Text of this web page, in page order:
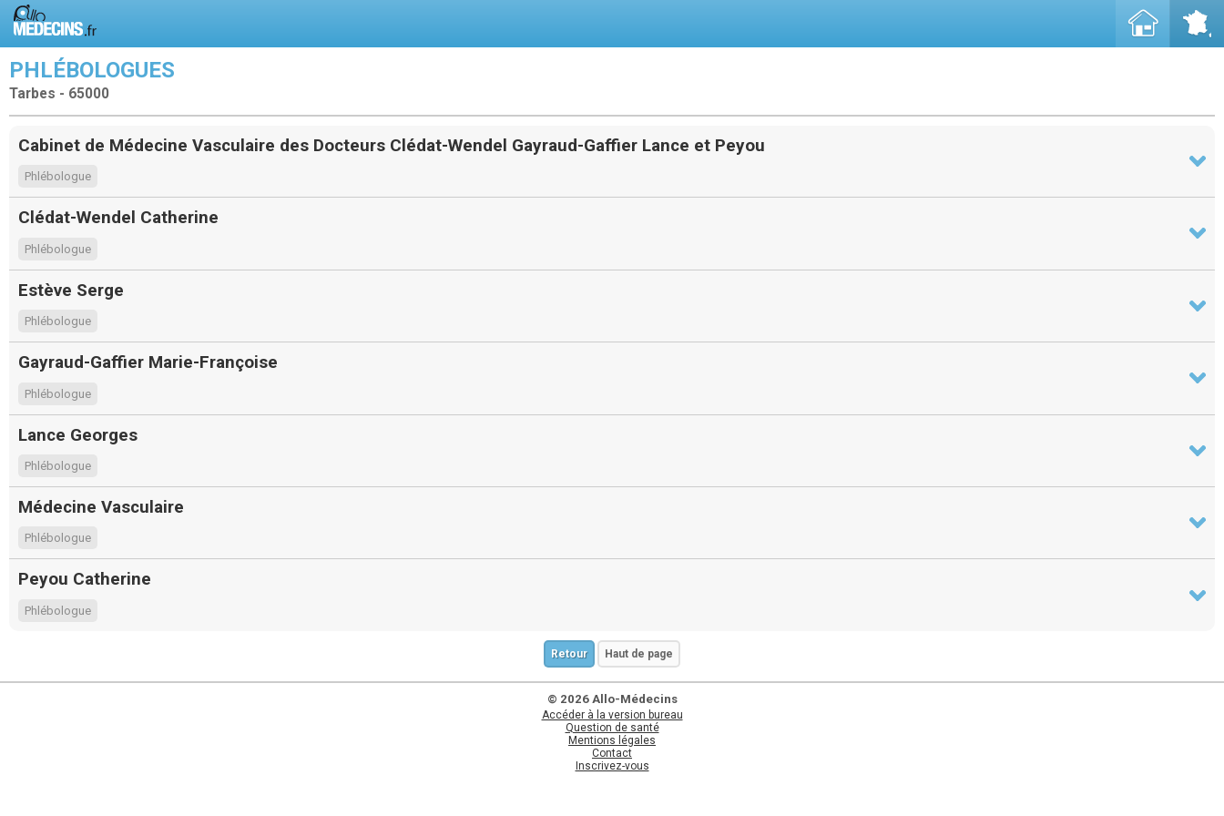
PHLÉBOLOGUES
Tarbes - 65000
Cabinet de Médecine Vasculaire des Docteurs Clédat-Wendel Gayraud-Gaffier Lance et Peyou
Phlébologue
Clédat-Wendel Catherine
Phlébologue
Estève Serge
Phlébologue
Gayraud-Gaffier Marie-Françoise
Phlébologue
Lance Georges
Phlébologue
Médecine Vasculaire
Phlébologue
Peyou Catherine
Phlébologue
Retour Haut de page
© 2026 Allo-Médecins
Accéder à la version bureau
Question de santé
Mentions légales
Contact
Inscrivez-vous